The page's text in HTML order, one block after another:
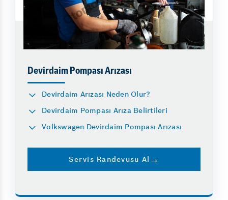
Devirdaim Pompası Arızası
Devirdaim Arızası Neden Olur?
Devirdaim Pompası Arıza Belirtileri
Volkswagen Devirdaim Pompası Arızası
Servis Randevusu Al